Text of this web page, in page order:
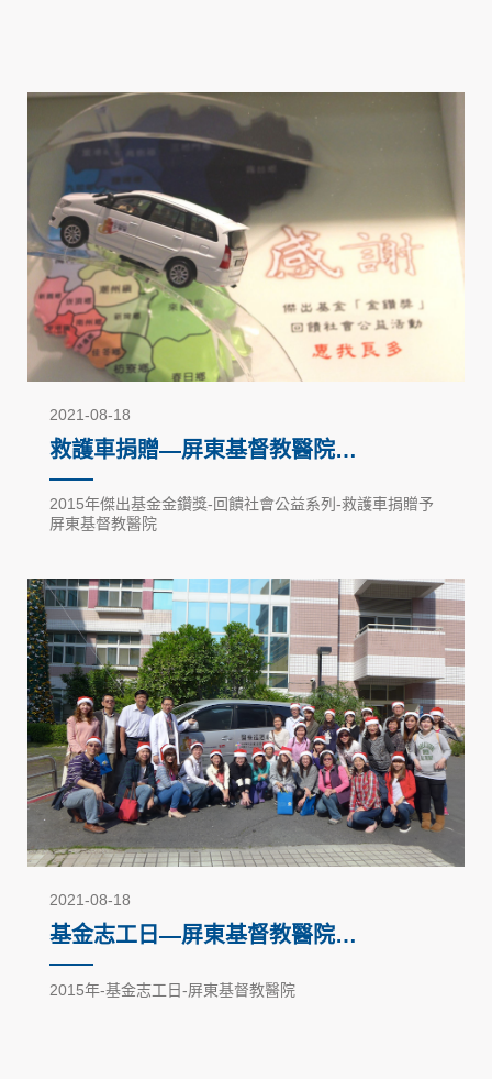
2021-08-18
救護車捐贈—屏東基督教醫院
（2015）
2015年傑出基金金鑽獎-回饋社會公益系列-救護車捐贈予
屏東基督教醫院
2021-08-18
基金志工日—屏東基督教醫院
（2015）
2015年-基金志工日-屏東基督教醫院